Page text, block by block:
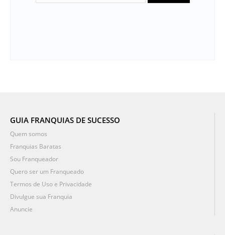
GUIA FRANQUIAS DE SUCESSO
Quem somos
Franquias Baratas
Sou Franqueador
Quero ser um Franqueado
Termos de Uso e Privacidade
Divulgue sua Franquia
Anuncie